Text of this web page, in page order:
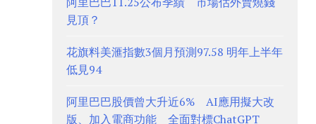
見頂？
花旗料美滙指數3個月預測97.58 明年上半年
低見94
阿里巴巴股價曾大升近6% AI應用擬大改
版、加入電商功能 全面對標ChatGPT